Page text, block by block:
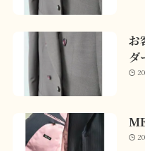
お
ダ